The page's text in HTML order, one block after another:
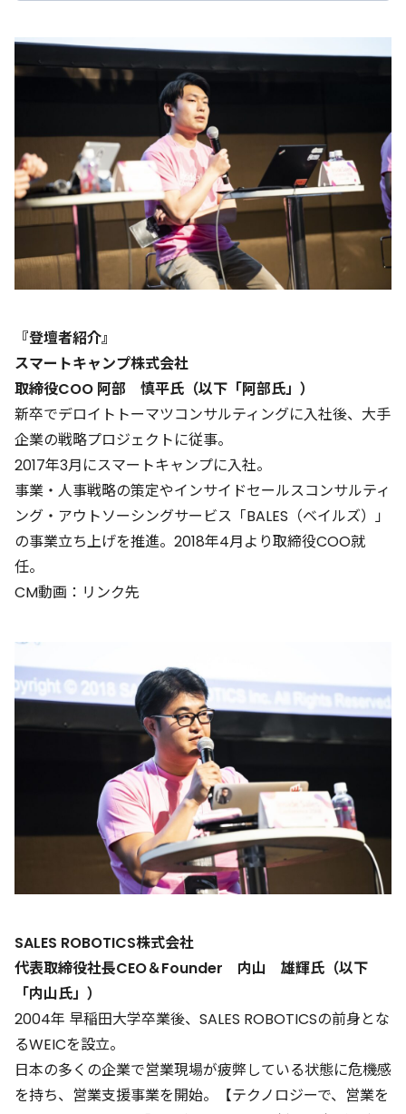
『登壇者紹介』
スマートキャンプ株式会社
取締役COO 阿部 慎平氏（以下「阿部氏」）
新卒でデロイトトーマツコンサルティングに入社後、大手
企業の戦略プロジェクトに従事。
2017年3月にスマートキャンプに入社。
事業・人事戦略の策定やインサイドセールスコンサルティ
ング・アウトソーシングサービス「BALES（ベイルズ）」
の事業立ち上げを推進。2018年4月より取締役COO就
任。
CM動画： リンク先
SALES ROBOTICS株式会社
代表取締役社長CEO＆Founder 内山 雄輝氏（以下
「内山氏」）
2004年 早稲田大学卒業後、SALES ROBOTICSの前身とな
るWEICを設立。
日本の多くの企業で営業現場が疲弊している状態に危機感
を持ち、営業支援事業を開始。【テクノロジーで、営業を